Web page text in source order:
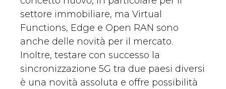
settore immobiliare, ma Virtual
Functions, Edge e Open RAN sono
anche delle novità per il mercato.
Inoltre, testare con successo la
sincronizzazione 5G tra due paesi diversi
è una novità assoluta e offre possibilità